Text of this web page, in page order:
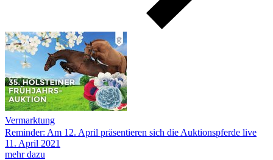
Vermarktung
Reminder: Am 12. April präsentieren sich die Auktionspferde live
11. April 2021
mehr dazu